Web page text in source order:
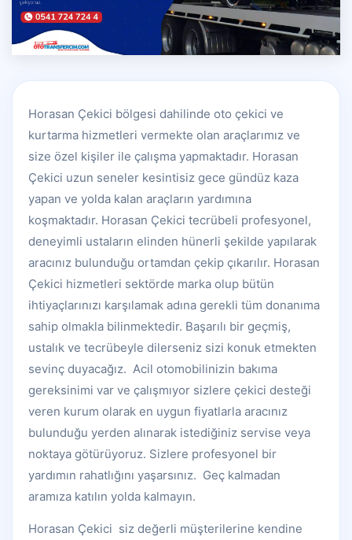
Horasan Çekici bölgesi dahilinde oto çekici ve
kurtarma hizmetleri vermekte olan araçlarımız ve
size özel kişiler ile çalışma yapmaktadır. Horasan
Çekici uzun seneler kesintisiz gece gündüz kaza
yapan ve yolda kalan araçların yardımına
koşmaktadır. Horasan Çekici tecrübeli profesyonel,
deneyimli ustaların elinden hünerli şekilde yapılarak
aracınız bulunduğu ortamdan çekip çıkarılır. Horasan
Çekici hizmetleri sektörde marka olup bütün
ihtiyaçlarınızı karşılamak adına gerekli tüm donanıma
sahip olmakla bilinmektedir. Başarılı bir geçmiş,
ustalık ve tecrübeyle dilerseniz sizi konuk etmekten
sevinç duyacağız. Acil otomobilinizin bakıma
gereksinimi var ve çalışmıyor sizlere çekici desteği
veren kurum olarak en uygun fiyatlarla aracınız
bulunduğu yerden alınarak istediğiniz servise veya
noktaya götürüyoruz. Sizlere profesyonel bir
yardımın rahatlığını yaşarsınız. Geç kalmadan
aramıza katılın yolda kalmayın.
Horasan Çekici siz değerli müşterilerine kendine